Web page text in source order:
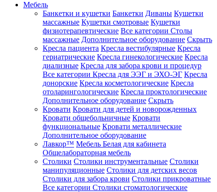
Мебель
Банкетки и кушетки Банкетки Диваны Кушетки
массажные Кушетки смотровые Кушетки
физиотерапевтические Все категории Столы
массажные Дополнительное оборудование Скрыть
Кресла пациента Кресла вестибулярные Кресла
гериатрические Кресла гинекологические Кресла
диализные Кресла для забора крови и процедур
Все категории Кресла для ЭЭГ и ЭХО-ЭГ Кресла
донорские Кресла косметологические Кресла
отоларингологические Кресла проктологические
Дополнительное оборудование Скрыть
Кровати Кровати для детей и новорожденных
Кровати общебольничные Кровати
функциональные Кровати металлические
Дополнительное оборудование
Лавкор™ Мебель Белая для кабинета
Общелабораторная мебель
Столики Столики инструментальные Столики
манипуляционные Столики для детских весов
Столики для забора крови Столики прикроватные
Все категории Столики стоматологические